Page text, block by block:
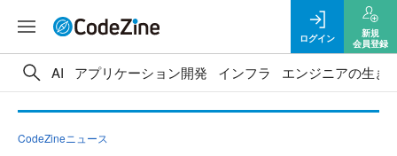
ログイン
新規
会員登録
AI アプリケーション開発 インフラ エンジニアの生き
CodeZineニュース